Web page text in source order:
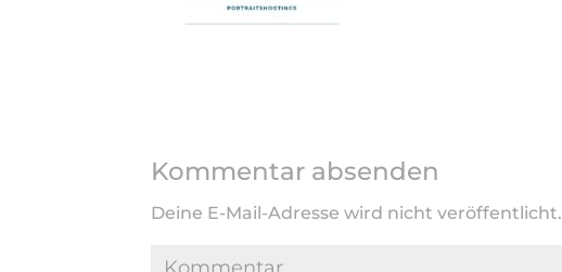
Kommentar absenden
Deine E-Mail-Adresse wird nicht veröffentlicht.